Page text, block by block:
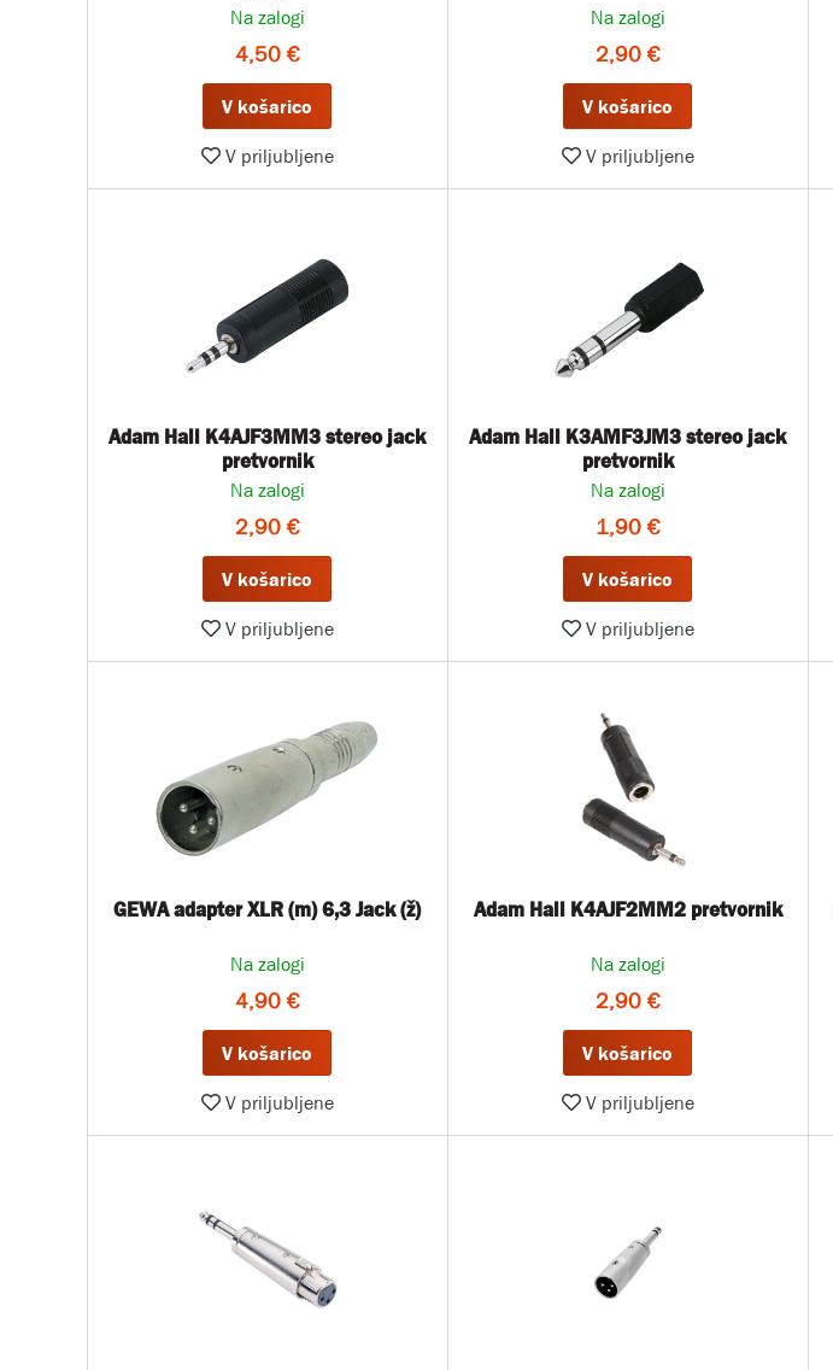
Na zalogi
4,50 €
V košarico
V priljubljene
Na zalogi
2,90 €
V košarico
V priljubljene
Adam Hall K4AJF3MM3 stereo jack
pretvornik
Na zalogi
2,90 €
V košarico
V priljubljene
Adam Hall K3AMF3JM3 stereo jack
pretvornik
Na zalogi
1,90 €
V košarico
V priljubljene
GEWA adapter XLR (m) 6,3 Jack (ž)
Na zalogi
4,90 €
V košarico
V priljubljene
Adam Hall K4AJF2MM2 pretvornik
Na zalogi
2,90 €
V košarico
V priljubljene